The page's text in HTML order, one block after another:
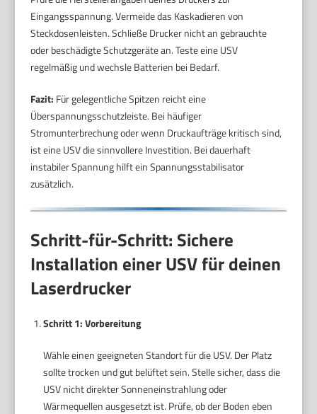
Eingangsspannung. Vermeide das Kaskadieren von
Steckdosenleisten. Schließe Drucker nicht an gebrauchte
oder beschädigte Schutzgeräte an. Teste eine USV
regelmäßig und wechsle Batterien bei Bedarf.
Fazit: Für gelegentliche Spitzen reicht eine
Überspannungsschutzleiste. Bei häufiger
Stromunterbrechung oder wenn Druckaufträge kritisch sind,
ist eine USV die sinnvollere Investition. Bei dauerhaft
instabiler Spannung hilft ein Spannungsstabilisator
zusätzlich.
Schritt-für-Schritt: Sichere
Installation einer USV für deinen
Laserdrucker
Schritt 1: Vorbereitung
Wähle einen geeigneten Standort für die USV. Der Platz
sollte trocken und gut belüftet sein. Stelle sicher, dass die
USV nicht direkter Sonneneinstrahlung oder
Wärmequellen ausgesetzt ist. Prüfe, ob der Boden eben